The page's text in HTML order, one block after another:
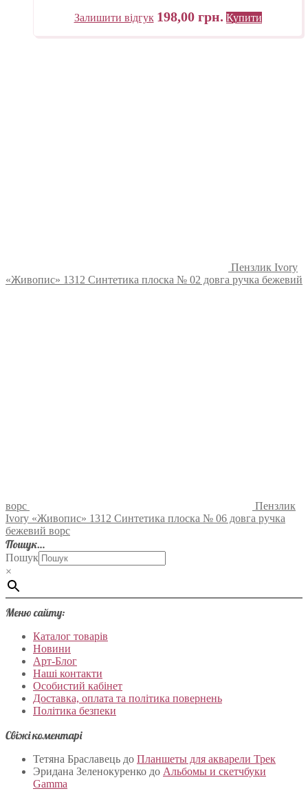
Залишити відгук 198,00 грн. Купити
Пензлик Ivory
«Живопис» 1312 Синтетика плоска № 02 довга ручка бежевий
ворс
Пензлик
Ivory «Живопис» 1312 Синтетика плоска № 06 довга ручка
бежевий ворс
Пошук…
Пошук
×
Меню сайту:
Каталог товарів
Новини
Арт-Блог
Наші контакти
Особистий кабінет
Доставка, оплата та політика повернень
Політика безпеки
Свіжі коментарі
Тетяна Браславець до Планшеты для акварели Трек
Эридана Зеленокуренко до Альбомы и скетчбуки
Gamma